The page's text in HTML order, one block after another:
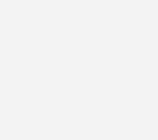
JARN, dass sich R32 als Kältemittel im Markt für
durchsetzt. So hätte eine Mehrheit von
auf der Messe
auf dem
Industrie steht laut Statistiken aus 2010 mit
des Gesamtwärmebedarfs (Primärenergie) in